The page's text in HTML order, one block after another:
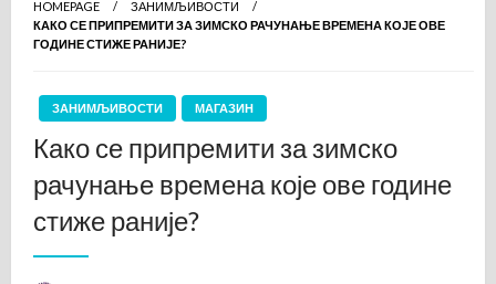
HOMEPAGE
ЗАНИМЉИВОСТИ
КАКО СЕ ПРИПРЕМИТИ ЗА ЗИМСКО РАЧУНАЊЕ ВРЕМЕНА КОЈЕ ОВЕ
ГОДИНЕ СТИЖЕ РАНИЈЕ?
ЗАНИМЉИВОСТИ МАГАЗИН
Како се припремити за зимско
рачунање времена које ове године
стиже раније?